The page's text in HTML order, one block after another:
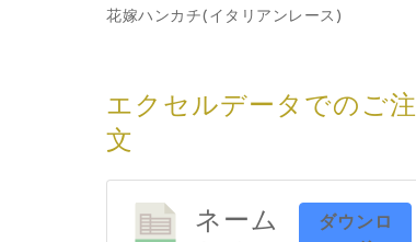
花嫁ハンカチ(イタリアンレース)
エクセルデータでのご注
文
ネーム
ダウンロ